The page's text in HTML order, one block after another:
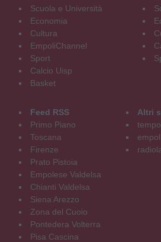
Scuola e Università
Economia
Cultura
EmpoliChannel
Sport
Calcio Uisp
Basket
Feed RSS
Primo Piano
Toscana
Firenze
Prato Pistoia
Empolese Valdelsa
Chianti Valdelsa
Siena Arezzo
Zona del Cuoio
Pontedera Volterra
Pisa Cascina
Altri